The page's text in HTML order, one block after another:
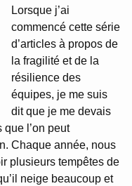
Lorsque j’ai
commencé cette série
d’articles à propos de
la fragilité et de la
résilience des
équipes, je me suis
dit que je me devais
l’on peut
Chaque année, nous
plusieurs tempêtes de
neige beaucoup et